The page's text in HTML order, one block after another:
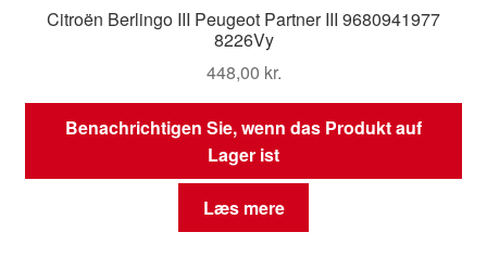
Citroën Berlingo III Peugeot Partner III 9680941977
8226Vy
448,00 kr.
Benachrichtigen Sie, wenn das Produkt auf
Lager ist
Læs mere